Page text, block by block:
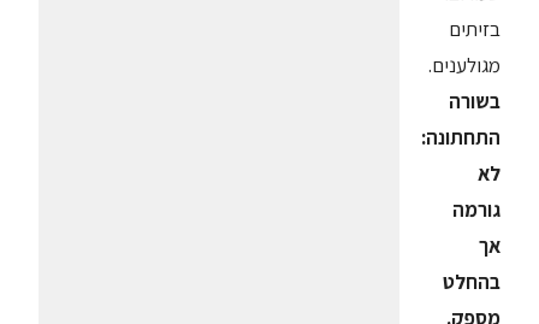
בזיתים
מגולענים.
בשורה
התחתונה:
לא
גורמה
אך
בהחלט
מספק.